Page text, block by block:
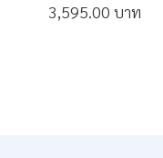
3,595.00 บาท